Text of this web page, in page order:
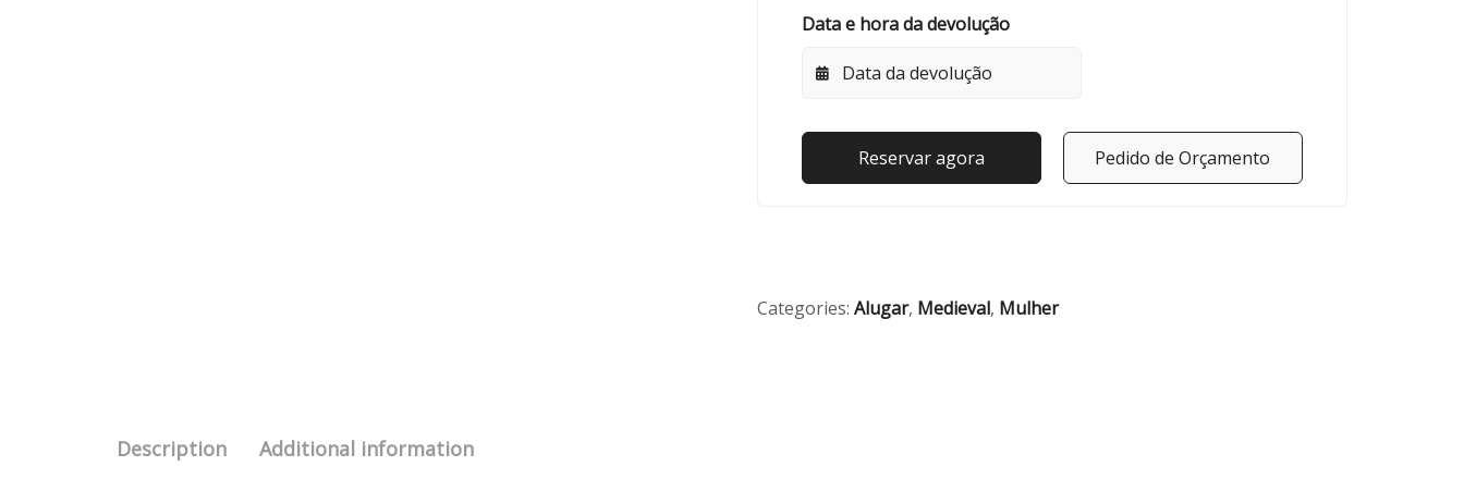
Data e hora da devolução
Reservar agora Pedido de Orçamento
Categories: Alugar, Medieval, Mulher
Description Additional information